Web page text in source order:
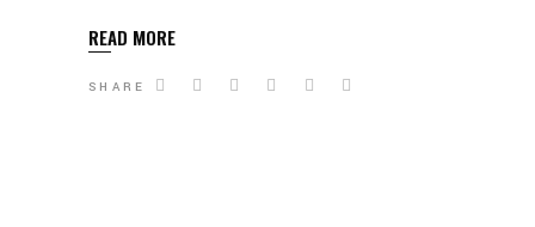
READ MORE
SHARE